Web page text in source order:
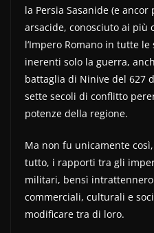
la Persia Sasanide (e ancor
arsacide, conosciuto ai più
l’Impero Romano in tutte le
inerenti solo la guerra,
battaglia di Ninive del 627
sette secoli di conflitto
potenze della regione.
Ma non fu unicamente
tutto, i rapporti tra gli
militari, bensì
commerciali, culturali e
modificare tra di loro.